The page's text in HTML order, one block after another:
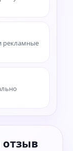
рекламные
отзыв